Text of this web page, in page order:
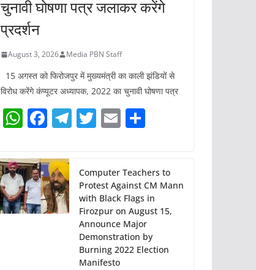
चुनावी घोषणा पत्र जलाकर करेंगे
प्रदर्शन
August 3, 2026 Media PBN Staff
15 अगस्त को फिरोजपुर में मुख्यमंत्री का काली झंडियों से
विरोध करेंगे कंप्यूटर अध्यापक, 2022 का चुनावी घोषणा पत्र
W
at
s
A
p
F
c
e
b
o
T
gr
a
m
T
er
E
l e
Computer Teachers to
Protest Against CM Mann
with Black Flags in
Firozpur on August 15,
Announce Major
Demonstration by
Burning 2022 Election
Manifesto